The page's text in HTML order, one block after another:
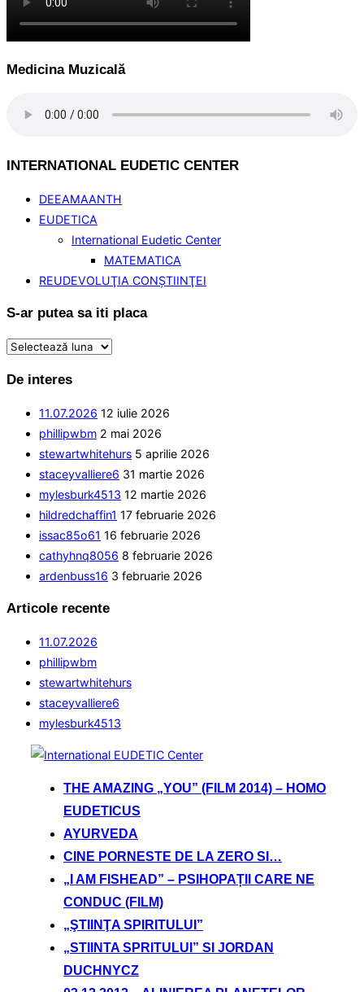
Medicina Muzicală
INTERNATIONAL EUDETIC CENTER
DEEAMAANTH
EUDETICA
International Eudetic Center
MATEMATICA
REUDEVOLUŢIA CONŞTIINŢEI
S-ar putea sa iti placa
S-
putea
De interes
11.07.2026 12 iulie 2026
phillipwbm 2 mai 2026
stewartwhitehurs 5 aprilie 2026
staceyvalliere6 31 martie 2026
mylesburk4513 12 martie 2026
hildredchaffin1 17 februarie 2026
issac85o61 16 februarie 2026
cathyhnq8056 8 februarie 2026
ardenbuss16 3 februarie 2026
Articole recente
11.07.2026
phillipwbm
stewartwhitehurs
staceyvalliere6
mylesburk4513
THE AMAZING „YOU” (FILM 2014) – HOMO
EUDETICUS
AYURVEDA
CINE PORNESTE DE LA ZERO SI…
„I AM FISHEAD” – PSIHOPAȚII CARE NE
CONDUC (FILM)
„ŞTIINŢA SPIRITULUI”
„STIINTA SPRITULUI” SI JORDAN
DUCHNYCZ